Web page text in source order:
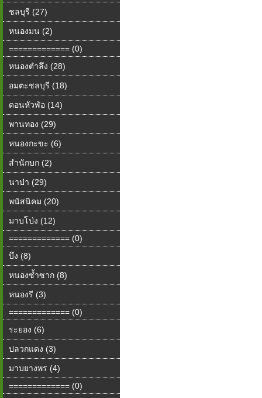
ชลบุรี (27)
หนองมน (2)
============= (0)
หนองตำลึง (28)
อมตะชลบุรี (18)
ดอนหัวฬ่อ (14)
พานทอง (29)
หนองกะขะ (6)
สำนักบก (2)
นาป่า (29)
พนัสนิคม (20)
มาบโป่ง (12)
============= (0)
บึง (8)
หนองซ้ำซาก (8)
หนองรี (3)
============= (0)
ระยอง (6)
ปลวกแดง (3)
มาบยางพร (4)
============= (0)